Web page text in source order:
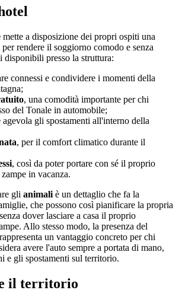
mette a disposizione dei propri ospiti una
rendere il soggiorno comodo e senza
disponibili presso la struttura:
connessi e condividere i momenti della
, una comodità importante per chi
del Tonale in automobile;
agevola gli spostamenti all'interno della
, per il comfort climatico durante il
, così da poter portare con sé il proprio
in vacanza.
gli animali è un dettaglio che fa la
che possono così pianificare la propria
dover lasciare a casa il proprio
Allo stesso modo, la presenza del
rappresenta un vantaggio concreto per chi
avere l'auto sempre a portata di mano,
e gli spostamenti sul territorio.
il territorio